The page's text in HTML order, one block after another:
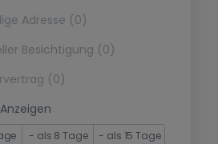
Adresse (0)
Besichtigung (0)
(0)
- als 8 Tage - als 15 Tage